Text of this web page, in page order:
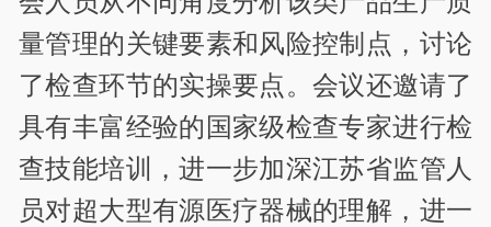
量管理的关键要素和风险控制点，讨论
了检查环节的实操要点。会议还邀请了
具有丰富经验的国家级检查专家进行检
查技能培训，进一步加深江苏省监管人
员对超大型有源医疗器械的理解，进一